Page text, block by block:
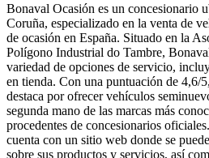
Bonaval Ocasión es un concesionario
Coruña, especializado en la venta de
de ocasión en España. Situado en la
Polígono Industrial do Tambre,
variedad de opciones de servicio,
en tienda. Con una puntuación de 4,6/
destaca por ofrecer vehículos
segunda mano de las marcas más
procedentes de concesionarios
cuenta con un sitio web donde se
sobre sus productos y servicios, así